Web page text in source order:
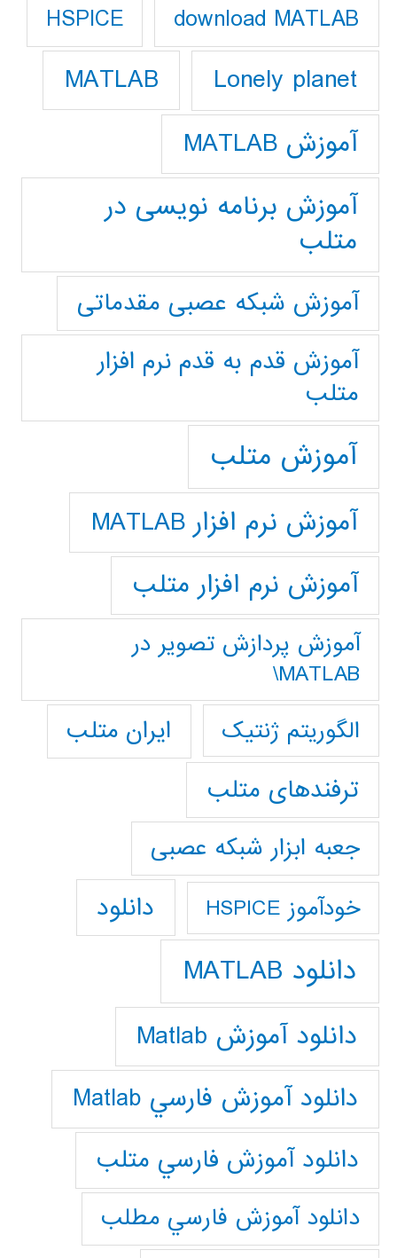
download MATLAB
HSPICE
Lonely planet
MATLAB
آموزش MATLAB
آموزش برنامه نویسی در
متلب
آموزش شبکه عصبی مقدماتی
آموزش قدم به قدم نرم افزار
متلب
آموزش متلب
آموزش نرم افزار MATLAB
آموزش نرم افزار متلب
آموزش پردازش تصوير در
MATLAB\
الگوریتم ژنتیک
ایران متلب
ترفندهای متلب
جعبه ابزار شبکه عصبی
خودآموز HSPICE دانلود
دانلود MATLAB
دانلود آموزش Matlab
دانلود آموزش فارسي Matlab
دانلود آموزش فارسي متلب
دانلود آموزش فارسي مطلب